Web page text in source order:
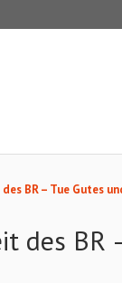
BR – Tue Gutes
des BR